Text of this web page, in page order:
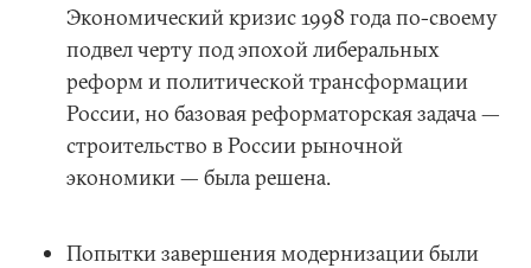
Экономический кризис 1998 года по-своему
подвел черту под эпохой либеральных
реформ и политической трансформации
России, но базовая реформаторская задача —
строительство в России рыночной
экономики — была решена.
Попытки завершения модернизации были